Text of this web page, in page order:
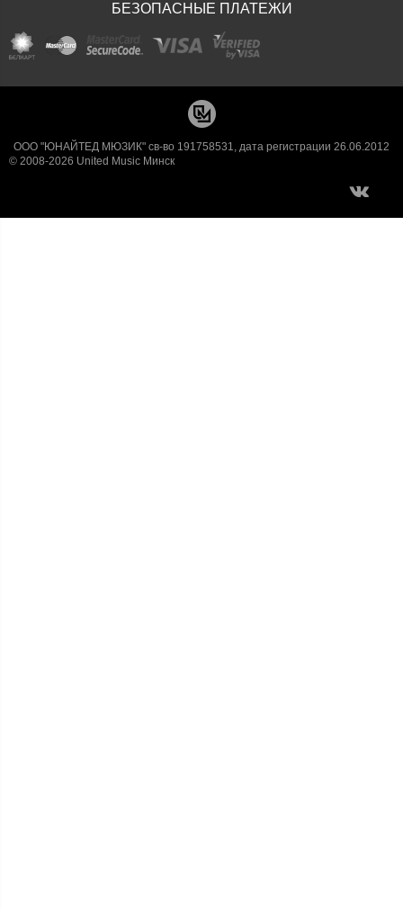
БЕЗОПАСНЫЕ ПЛАТЕЖИ
ООО "ЮНАЙТЕД МЮЗИК" св-во 191758531, дата регистрации 26.06.2012
© 2008-2026 United Music Минск